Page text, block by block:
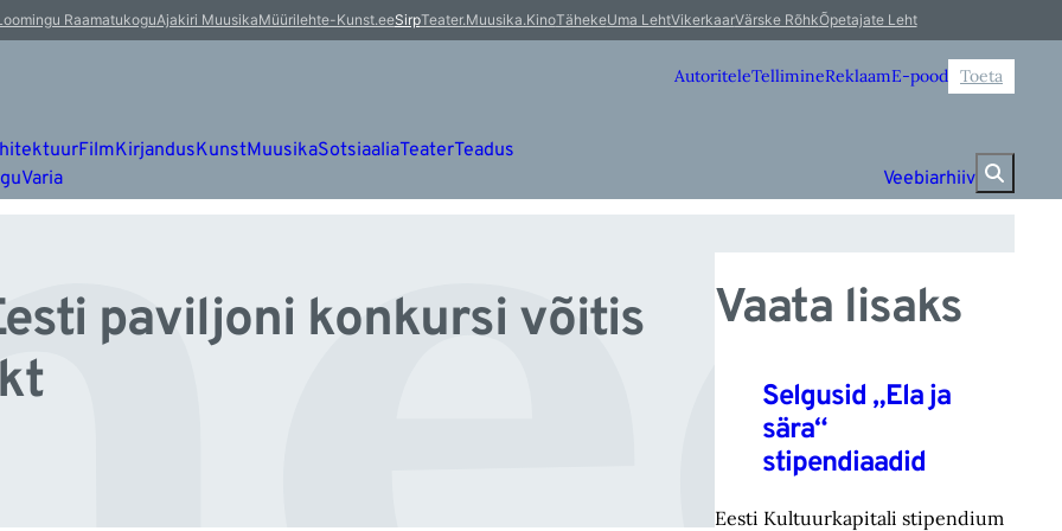
RaamatukoguAjakiri MuusikaMüürilehte-Kunst.eeSirpTeater.Muusika.KinoTähekeUma LehtVikerkaarVärske RõhkÕpetajate Leht
AutoriteleTellimineReklaamE-pood Toeta
FilmKirjandusKunstMuusikaSotsiaaliaTeaterTeadus
Varia Veebiarhiiv
paviljoni konkursi võitis
Vaata lisaks
Selgusid „Ela ja
sära“
stipendiaadid
Eesti Kultuurkapitali stipendium